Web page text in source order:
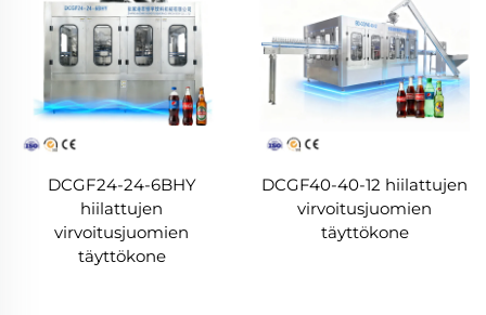
DCGF24-24-6BHY
hiilattujen
virvoitusjuomien
täyttökone
DCGF40-40-12 hiilattujen
virvoitusjuomien
täyttökone